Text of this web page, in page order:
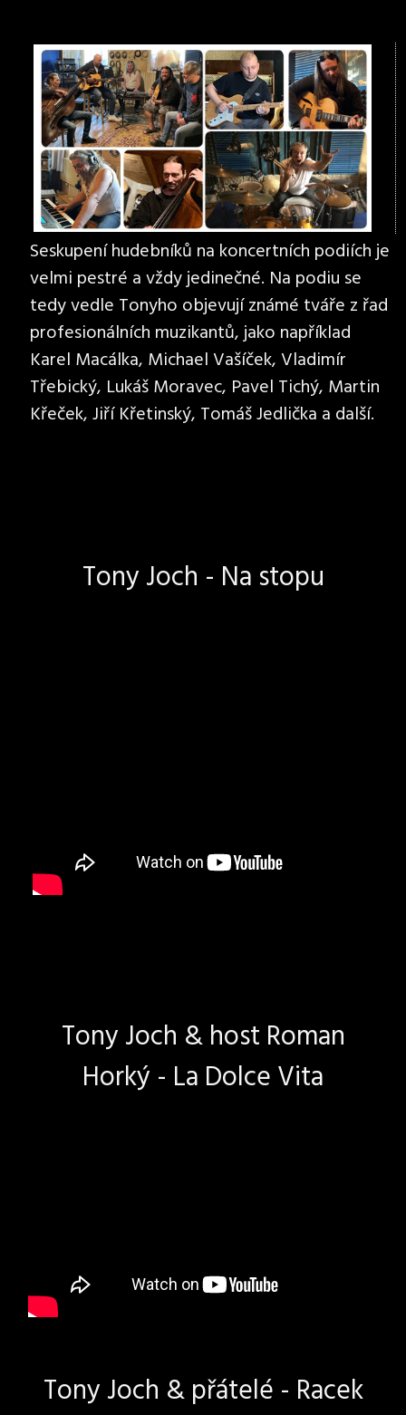
Seskupení hudebníků na koncertních podiích je
velmi pestré a vždy jedinečné. Na podiu se
tedy vedle Tonyho objevují známé tváře z řad
profesionálních muzikantů, jako například
Karel Macálka, Michael Vašíček, Vladimír
Třebický, Lukáš Moravec, Pavel Tichý, Martin
Křeček, Jiří Křetinský, Tomáš Jedlička a další.
Tony Joch - Na stopu
Tony Joch & host Roman
Horký - La Dolce Vita
Tony Joch & přátelé - Racek